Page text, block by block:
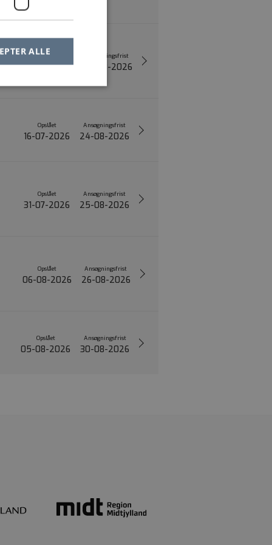
Opslået
03-07-2026
Ansøgningsfrist
24-08-2026
Opslået
16-07-2026
Ansøgningsfrist
24-08-2026
Opslået
31-07-2026
Ansøgningsfrist
25-08-2026
Opslået
06-08-2026
Ansøgningsfrist
26-08-2026
Opslået
05-08-2026
Ansøgningsfrist
30-08-2026
ALLE